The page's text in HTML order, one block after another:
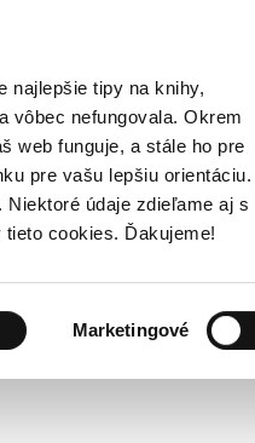
najlepšie tipy na knihy,
vôbec nefungovala. Okrem
web funguje, a stále ho pre
pre vašu lepšiu orientáciu.
údaje zdieľame aj s
cookies. Ďakujeme!
Marketingové